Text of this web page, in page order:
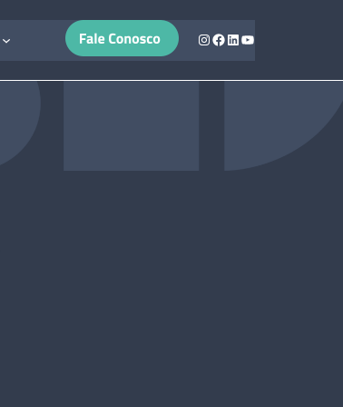
Instagram
Facebook
LinkedIn
Youtube